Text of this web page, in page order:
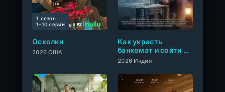
Осколки
2026 США
1 сезон
1-10 cерий
Как украсть
банкомат и сойти с
ума
2026 Индия